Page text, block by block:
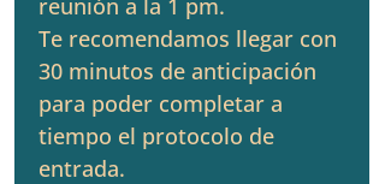
reunión a la 1 pm.
Te recomendamos llegar con
30 minutos de anticipación
para poder completar a
tiempo el protocolo de
entrada.